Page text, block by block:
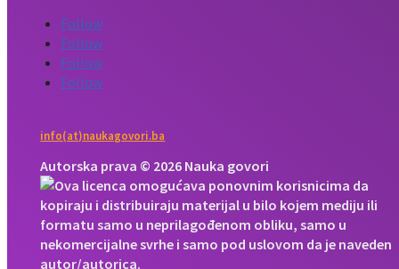
Follow
Follow
Follow
Follow
info(at)naukagovori.ba
Autorska prava © 2026 Nauka govori